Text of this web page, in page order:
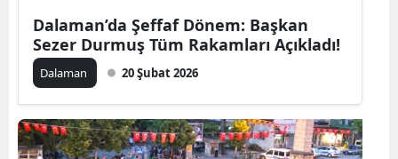
Dalaman’da Şeffaf Dönem: Başkan
Sezer Durmuş Tüm Rakamları Açıkladı!
Dalaman 20 Şubat 2026